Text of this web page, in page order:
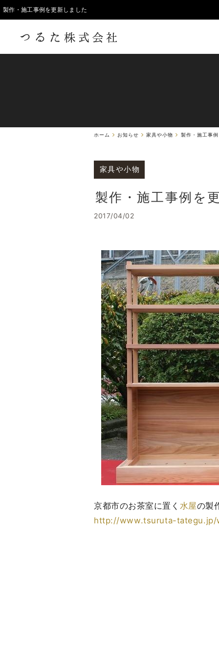
製作・施工事例を更新しました
ホーム お知らせ 家具や小物 製作・施工事
家具や小物
製作・施工事例を
2017/04/02
京都市のお茶室に置く 水屋の製
http://www.tsuruta-tategu.jp/